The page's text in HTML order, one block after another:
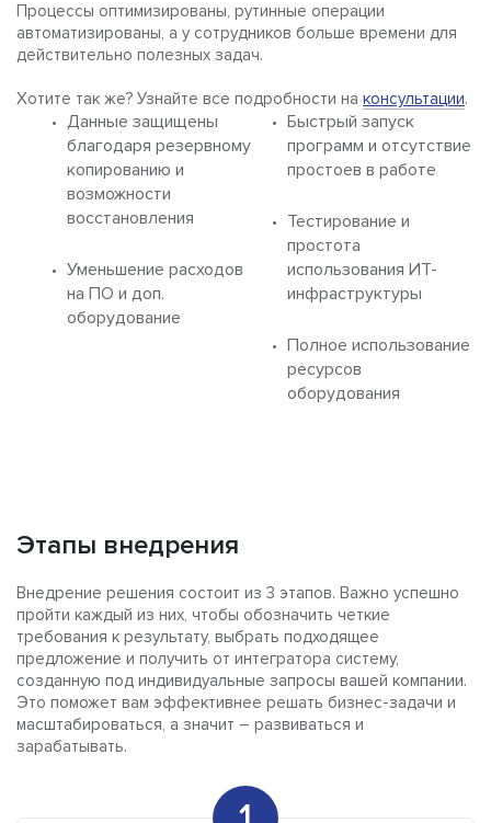
Процессы оптимизированы, рутинные операции
автоматизированы, а у сотрудников больше времени для
действительно полезных задач.
Хотите так же? Узнайте все подробности на консультации.
Данные защищены
благодаря резервному
копированию и
возможности
восстановления
Уменьшение расходов
на ПО и доп.
оборудование
Быстрый запуск
программ и отсутствие
простоев в работе
Тестирование и
простота
использования ИТ-
инфраструктуры
Полное использование
ресурсов
оборудования
Этапы внедрения
Внедрение решения состоит из 3 этапов. Важно успешно
пройти каждый из них, чтобы обозначить четкие
требования к результату, выбрать подходящее
предложение и получить от интегратора систему,
созданную под индивидуальные запросы вашей компании.
Это поможет вам эффективнее решать бизнес-задачи и
масштабироваться, а значит – развиваться и
зарабатывать.